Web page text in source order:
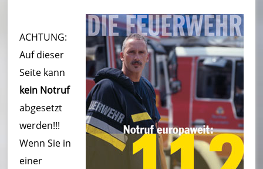
e
r
w
e
h
r
ACHTUNG:
Auf dieser
Seite kann
kein Notruf
abgesetzt
werden!!!
Wenn Sie in
einer